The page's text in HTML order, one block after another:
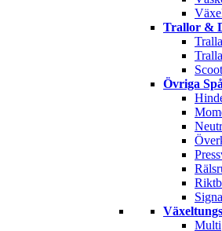
Trallor &
Övriga
Multi